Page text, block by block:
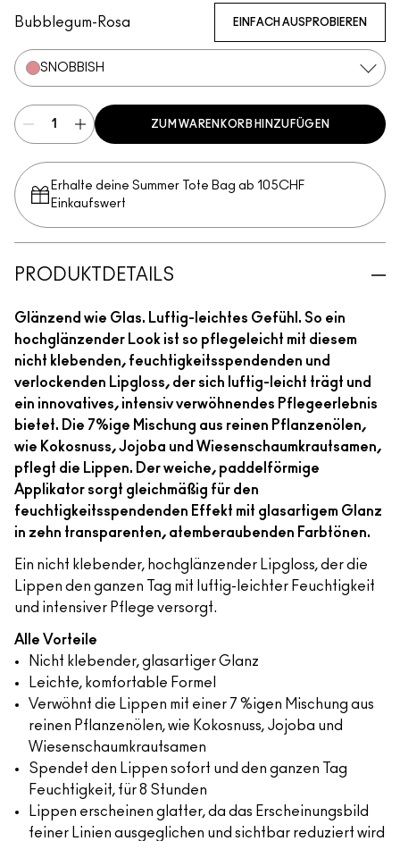
Bubblegum-Rosa EINFACH AUSPROBIEREN
SNOBBISH
ZUM WARENKORB HINZUFÜGEN
Erhalte deine Summer Tote Bag ab 105CHF
Einkaufswert​
PRODUKTDETAILS
Glänzend wie Glas. Luftig-leichtes Gefühl. So ein
hochglänzender Look ist so pflegeleicht mit diesem
nicht klebenden, feuchtigkeitsspendenden und
verlockenden Lipgloss, der sich luftig-leicht trägt und
ein innovatives, intensiv verwöhnendes Pflegeerlebnis
bietet. Die 7%ige Mischung aus reinen Pflanzenölen,
wie Kokosnuss, Jojoba und Wiesenschaumkrautsamen,
pflegt die Lippen. Der weiche, paddelförmige
Applikator sorgt gleichmäßig für den
feuchtigkeitsspendenden Effekt mit glasartigem Glanz
in zehn transparenten, atemberaubenden Farbtönen.
Ein nicht klebender, hochglänzender Lipgloss, der die
Lippen den ganzen Tag mit luftig-leichter Feuchtigkeit
und intensiver Pflege versorgt.
Alle Vorteile
Nicht klebender, glasartiger Glanz
Leichte, komfortable Formel
Verwöhnt die Lippen mit einer 7 %igen Mischung aus
reinen Pflanzenölen, wie Kokosnuss, Jojoba und
Wiesenschaumkrautsamen
Spendet den Lippen sofort und den ganzen Tag
Feuchtigkeit, für 8 Stunden
Lippen erscheinen glatter, da das Erscheinungsbild
feiner Linien ausgeglichen und sichtbar reduziert wird